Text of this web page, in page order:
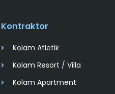
Kontraktor
Kolam Atletik
Kolam Resort / Villa
Kolam Apartment